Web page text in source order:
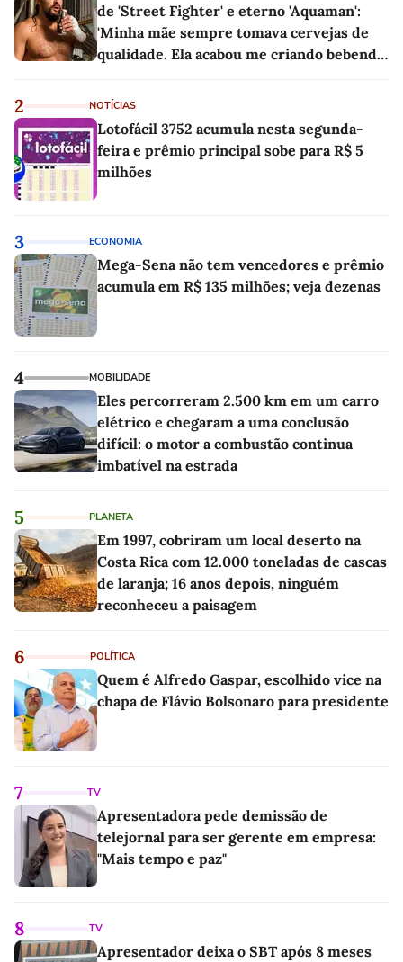
de 'Street Fighter' e eterno 'Aquaman':
'Minha mãe sempre tomava cervejas de
qualidade. Ela acabou me criando bebendo
2 NOTÍCIAS
Lotofácil 3752 acumula nesta segunda-
feira e prêmio principal sobe para R$ 5
milhões
3 ECONOMIA
Mega-Sena não tem vencedores e prêmio
acumula em R$ 135 milhões; veja dezenas
4 MOBILIDADE
Eles percorreram 2.500 km em um carro
elétrico e chegaram a uma conclusão
difícil: o motor a combustão continua
imbatível na estrada
5 PLANETA
Em 1997, cobriram um local deserto na
Costa Rica com 12.000 toneladas de cascas
de laranja; 16 anos depois, ninguém
reconheceu a paisagem
6 POLÍTICA
Quem é Alfredo Gaspar, escolhido vice na
chapa de Flávio Bolsonaro para presidente
7 TV
Apresentadora pede demissão de
telejornal para ser gerente em empresa:
"Mais tempo e paz"
8 TV
Apresentador deixa o SBT após 8 meses